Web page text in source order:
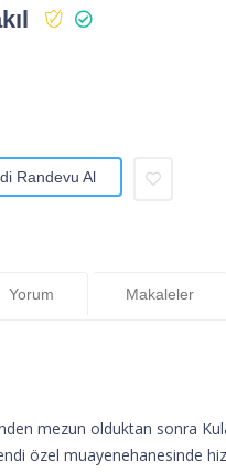
Randevu Al
Yorum Makaleler
mezun olduktan sonra
özel muayenehanesinde